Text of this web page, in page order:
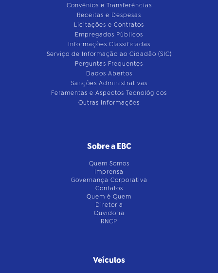
Convênios e Transferências
Receitas e Despesas
Licitações e Contratos
Empregados Públicos
Informações Classificadas
Serviço de Informação ao Cidadão (SIC)
Perguntas Frequentes
Dados Abertos
Sanções Administrativas
Feramentas e Aspectos Tecnológicos
Outras Informações
Sobre a EBC
Quem Somos
Imprensa
Governança Corporativa
Contatos
Quem é Quem
Diretoria
Ouvidoria
RNCP
Veículos